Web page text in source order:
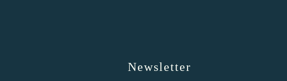
Newsletter